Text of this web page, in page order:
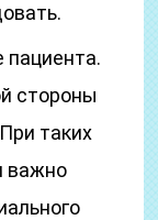
пациента.
стороны
таких
важно